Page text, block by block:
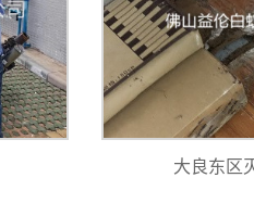
大良东区